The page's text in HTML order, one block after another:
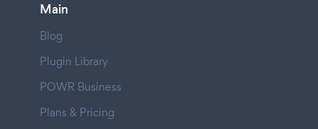
Main
Blog
Plugin Library
POWR Business
Plans & Pricing